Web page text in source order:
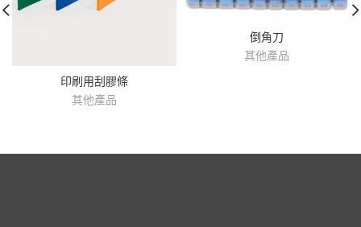
印刷用刮膠條
其他產品
倒角刀
其他產品